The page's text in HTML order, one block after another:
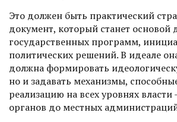
Это должен быть практический
документ, который станет основой
государственных программ,
политических решений. В идеале
должна формировать
но и задавать механизмы,
реализацию на всех уровнях
органов до местных